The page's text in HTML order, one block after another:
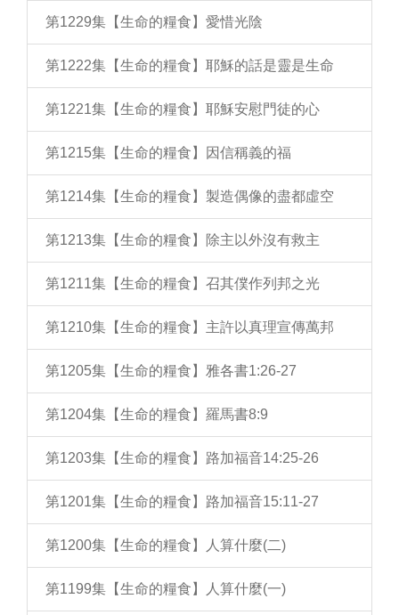
第1229集【生命的糧食】愛惜光陰
第1222集【生命的糧食】耶穌的話是靈是生命
第1221集【生命的糧食】耶穌安慰門徒的心
第1215集【生命的糧食】因信稱義的福
第1214集【生命的糧食】製造偶像的盡都虛空
第1213集【生命的糧食】除主以外沒有救主
第1211集【生命的糧食】召其僕作列邦之光
第1210集【生命的糧食】主許以真理宣傳萬邦
第1205集【生命的糧食】雅各書1:26-27
第1204集【生命的糧食】羅馬書8:9
第1203集【生命的糧食】路加福音14:25-26
第1201集【生命的糧食】路加福音15:11-27
第1200集【生命的糧食】人算什麼(二)
第1199集【生命的糧食】人算什麼(一)